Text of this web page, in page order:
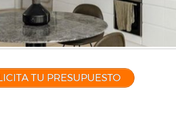
TU PRESUPUESTO